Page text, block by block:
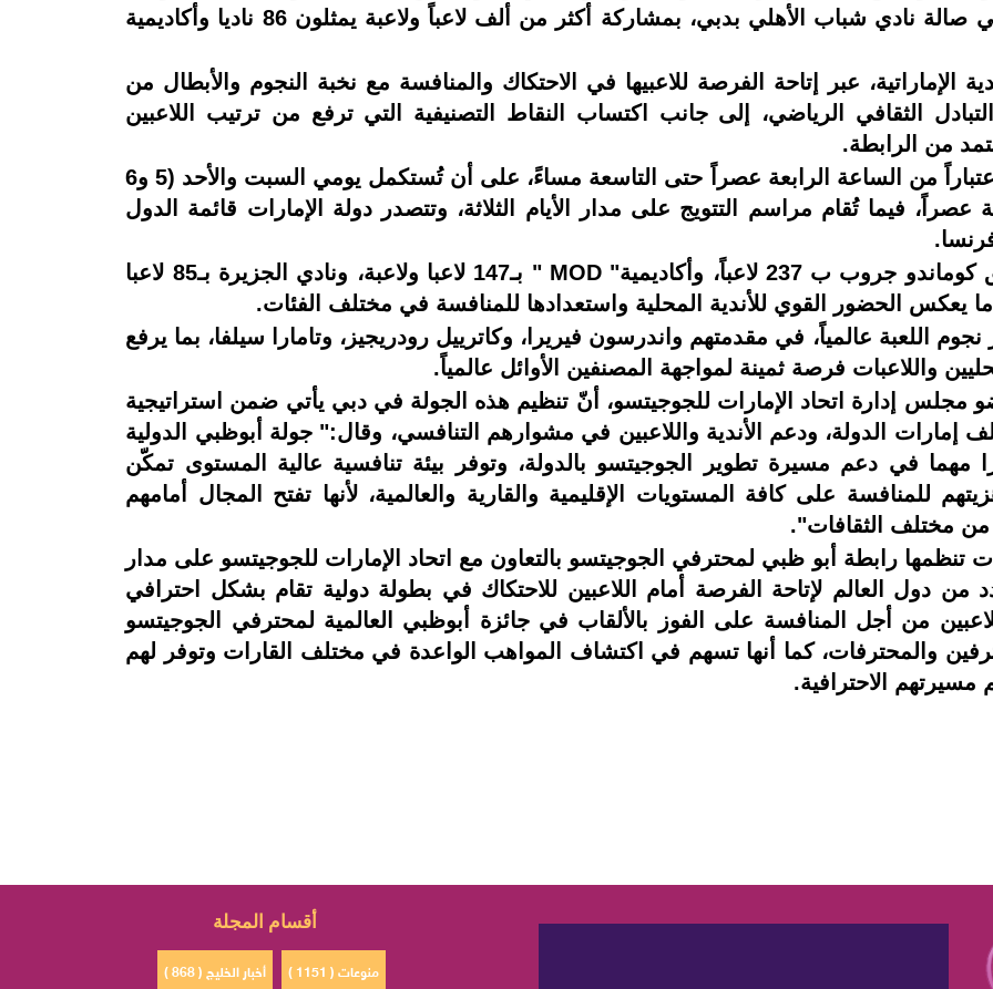
خلال الفترة من 4 إلى 6 أبريل الجاري في صالة نادي شباب الأهلي بدبي، بمشاركة أكثر من ألف لاعباً ولاعبة يمثلون 86 ناديا وأكاديمية
الإماراتية، عبر إتاحة الفرصة للاعبيها في الاحتكاك والمنافسة مع نخبة النجوم والأبطال من
الثقافي الرياضي، إلى جانب اكتساب النقاط التصنيفية التي ترفع من ترتيب اللاعبين
من الرابطة.
وتنطلق المنافسات غدا الجمعة 4 أبريل اعتباراً من الساعة الرابعة عصراً حتى التاسعة مساءً، على أن تُستكمل يومي السبت والأحد (5 و6
حتى الرابعة عصراً، فيما تُقام مراسم التتويج على مدار الأيام الثلاثة، وتتصدر دولة الإمارات قائمة الدول
وعلى صعيد الأندية، فسوف يشارك فريق كوماندو جروب ب 237 لاعباً، وأكاديمية" MOD " بـ147 لاعبا ولاعبة، ونادي الجزيرة بـ85 لاعبا
اللعبة عالمياً، في مقدمتهم واندرسون فيريرا، وكاترييل رودريجيز، وتامارا سيلفا، بما يرفع
واللاعبات فرصة ثمينة لمواجهة المصنفين الأوائل عالمياً.
إدارة اتحاد الإمارات للجوجيتسو، أنّ تنظيم هذه الجولة في دبي يأتي ضمن استراتيجية
الدولة، ودعم الأندية واللاعبين في مشوارهم التنافسي، وقال:" جولة أبوظبي الدولية
في دعم مسيرة تطوير الجوجيتسو بالدولة، وتوفر بيئة تنافسية عالية المستوى تمكّن
للمنافسة على كافة المستويات الإقليمية والقارية والعالمية، لأنها تفتح المجال أمامهم
من مختلف الثقافات".
رابطة أبو ظبي لمحترفي الجوجيتسو بالتعاون مع اتحاد الإمارات للجوجيتسو على مدار
دول العالم لإتاحة الفرصة أمام اللاعبين للاحتكاك في بطولة دولية تقام بشكل احترافي
من أجل المنافسة على الفوز بالألقاب في جائزة أبوظبي العالمية لمحترفي الجوجيتسو
والمحترفات، كما أنها تسهم في اكتشاف المواهب الواعدة في مختلف القارات وتوفر لهم
مسيرتهم الاحترافية.
أقسام المجلة
أخبار الخليج ( 868 ) منوعات ( 1151 )